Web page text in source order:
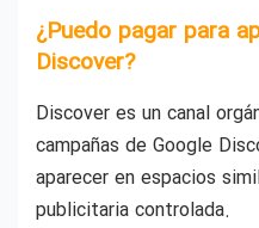
¿Puedo pagar para
Discover?
Discover es un canal
campañas de Google
aparecer en espacios
publicitaria controlada.